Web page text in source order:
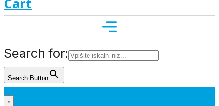
Cart
Search for:
Search Button